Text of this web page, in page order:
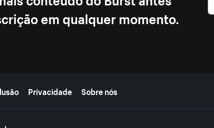
em qualquer momento.
Privacidade Sobre nós